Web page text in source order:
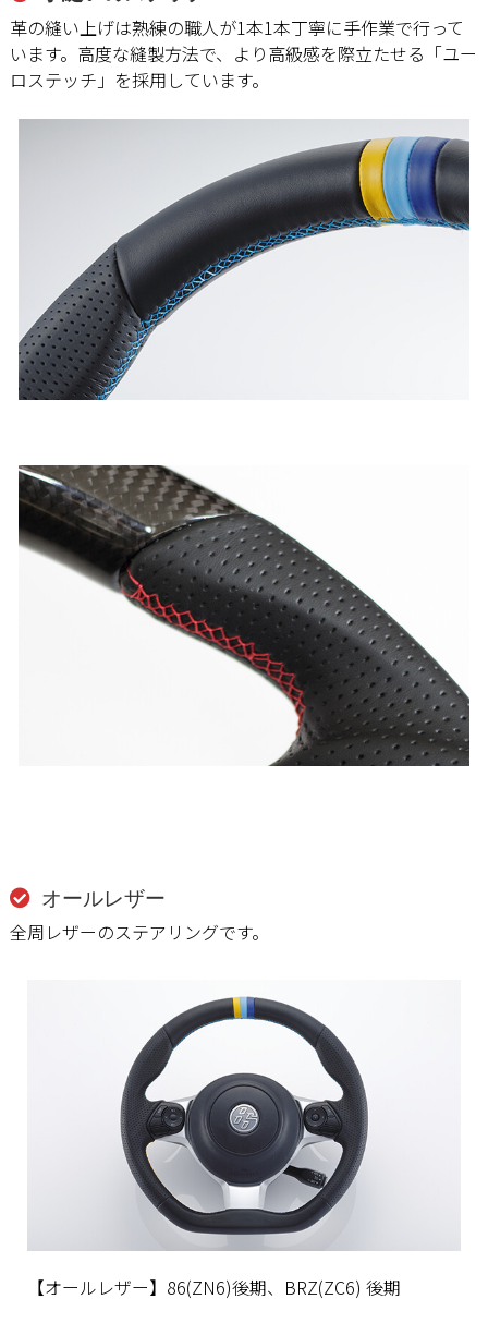
革の縫い上げは熟練の職人が1本1本丁寧に手作業で行って
います。高度な縫製方法で、より高級感を際立たせる「ユー
ロステッチ」を採用しています。
オールレザー
全周レザーのステアリングです。
【オールレザー】86(ZN6)後期、BRZ(ZC6) 後期